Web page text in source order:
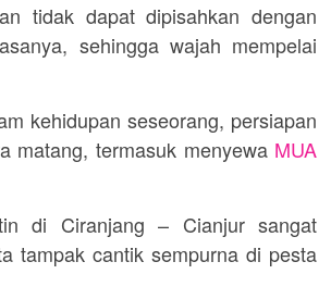
tidak dapat dipisahkan dengan
sehingga wajah mempelai
kehidupan seseorang, persiapan
matang, termasuk menyewa MUA
di Ciranjang – Cianjur sangat
tampak cantik sempurna di pesta